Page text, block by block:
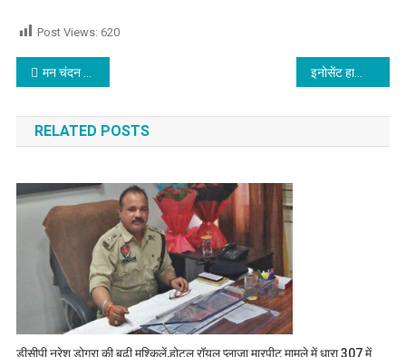
Post Views: 620
Post navigation
मन चंदन है तो दुनिया की बातें कभी नहीं डँसती : नवजीत भारद्वाज इनोसेंट हार्ट्स के प्री-प्राइमरी व कॉलेज ऑफ़ एजुकेशन के विद्यार्थियों ने ऑर्गेनिक व फूलों की होली खेलकर मनाया होली-पर्व,पढ़े
RELATED POSTS
डीसीपी नरेश डोगरा की बढ़ी मुश्किलें,होटल रॉयल प्लाजा मारपीट मामले में धारा 307 में